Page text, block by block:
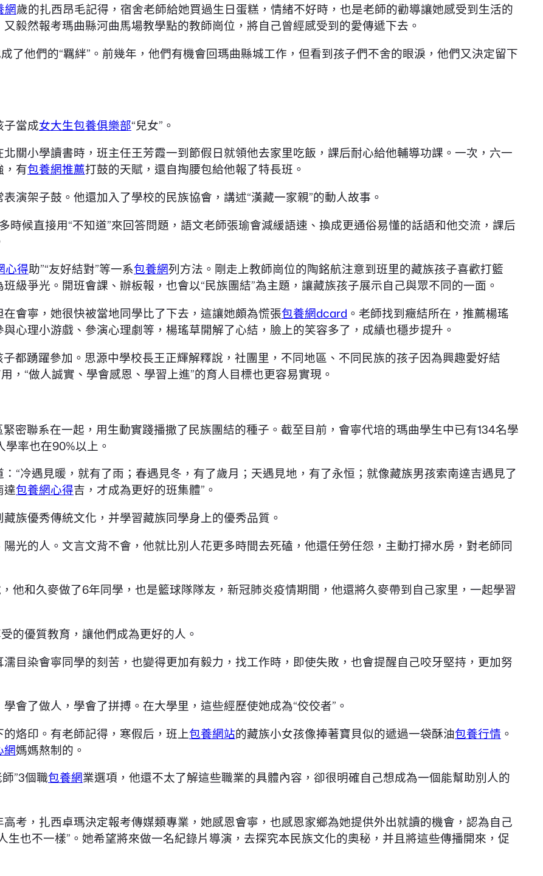
網歲的扎西昂毛記得，宿舍老師給她買過生日蛋糕，情緒不好時，也是老師的勸導讓她感受到生活的
毅然報考瑪曲縣河曲馬場教學點的教師崗位，將自己曾經感受到的愛傳遞下去。
了他們的“羈絆”。前幾年，他們有機會回瑪曲縣城工作，但看到孩子們不舍的眼淚，他們又決定留下
子當成女大生包養俱樂部“兒女”。
關小學讀書時，班主任王芳霞一到節假日就領他去家里吃飯，課后耐心給他輔導功課。一次，六一
，有包養網推薦打鼓的天賦，還自掏腰包給他報了特長班。
演架子鼓。他還加入了學校的民族協會，講述“漢藏一家親”的動人故事。
候直接用“不知道”來回答問題，語文老師張瑜會減緩語速、換成更通俗易懂的話語和他交流，課后
心得助”“友好結對”等一系包養網列方法。剛走上教師崗位的陶銘航注意到班里的藏族孩子喜歡打籃
級爭光。開班會課、辦板報，也會以“民族團結”為主題，讓藏族孩子展示自己與眾不同的一面。
會寧，她很快被當地同學比了下去，這讓她頗為慌張包養網dcard 。老師找到癥結所在，推薦楊瑤
心理小游戲、參演心理劇等，楊瑤草開解了心結，臉上的笑容多了，成績也穩步提升。
都踴躍參加。思源中學校長王正輝解釋說，社團里，不同地區、不同民族的孩子因為興趣愛好結
，“做人誠實、學會感恩、學習上進”的育人目標也更容易實現。
密聯系在一起，用生動實踐播撒了民族團結的種子。截至目前，會寧代培的瑪曲學生中已有134名學
率也在90%以上。
“冷遇見暖，就有了雨；春遇見冬，有了歲月；天遇見地，有了永恒；就像藏族男孩索南達吉遇見了
達包養網心得吉，才成為更好的班集體”。
族優秀傳統文化，并學習藏族同學身上的優秀品質。
光的人。文言文背不會，他就比別人花更多時間去死磕，他還任勞任怨，主動打掃水房，對老師同
他和久麥做了6年同學，也是籃球隊隊友，新冠肺炎疫情期間，他還將久麥帶到自己家里，一起學習
的優質教育，讓他們成為更好的人。
目染會寧同學的刻苦，也變得更加有毅力，找工作時，即使失敗，也會提醒自己咬牙堅持，更加努
會了做人，學會了拼搏。在大學里，這些經歷使她成為“佼佼者”。
烙印。有老師記得，寒假后，班上包養網站的藏族小女孩像捧著寶貝似的遞過一袋酥油包養行情 。
網媽媽熬制的。
”3個職包養網業選項，他還不太了解這些職業的具體內容，卻很明確自己想成為一個能幫助別人的
考，扎西卓瑪決定報考傳媒類專業，她感恩會寧，也感恩家鄉為她提供外出就讀的機會，認為自己
生也不一樣”。她希望將來做一名紀錄片導演，去探究本民族文化的奧秘，并且將這些傳播開來，促